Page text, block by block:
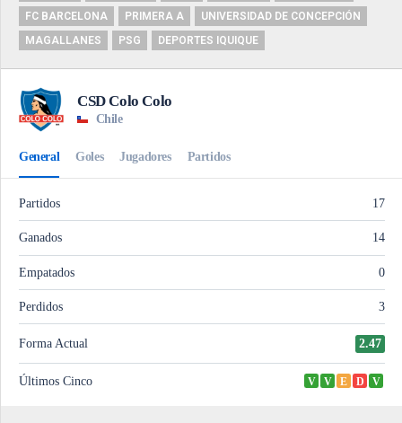
FC BARCELONA
PRIMERA A
UNIVERSIDAD DE CONCEPCIÓN
MAGALLANES
PSG DEPORTES IQUIQUE